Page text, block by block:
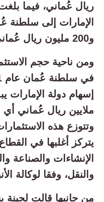
ريال عُماني، فيما
و200 مليون ريال عُماني.
ومن ناحية حجم
يتركز أغلبها في
الإنشاءات والصناعة
والنقل، وفقا لوكالة
من جانبها قالت